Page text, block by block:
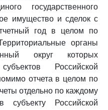
государственного
имущество и сделок с
год в целом по
органы
округ которых
Российской
отчета в целом по
отдельно по каждому
Российской